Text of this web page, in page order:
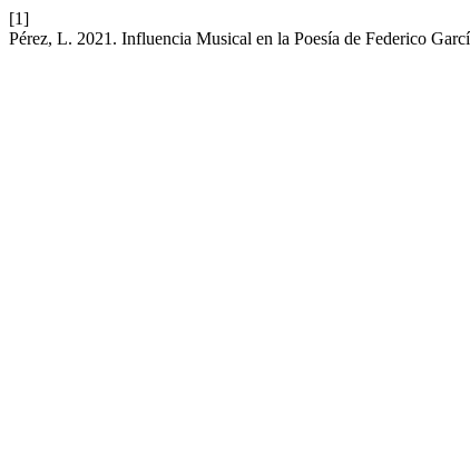
[1]
Pérez, L. 2021. Influencia Musical en la Poesía de Federico